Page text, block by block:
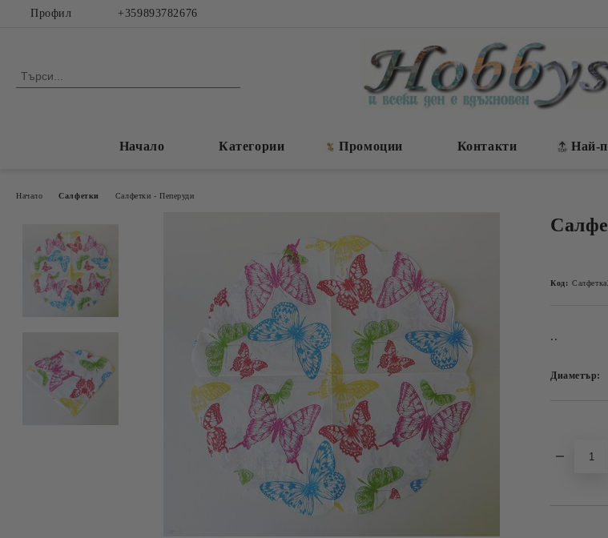
Профил +359893782676
Начало Категории Промоции Контакти Най-
Начало Салфетки Салфетки - Пеперуди
Код:
..
Диаметър: